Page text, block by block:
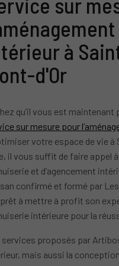
à
d'Or
qu’il vous est maintenant
sur mesure pour
votre espace de vie
il vous suffit de faire appel
et d’agencement
confirmé et formé par
à mettre à profit son
intérieure pour la
services proposés par
mais aussi la